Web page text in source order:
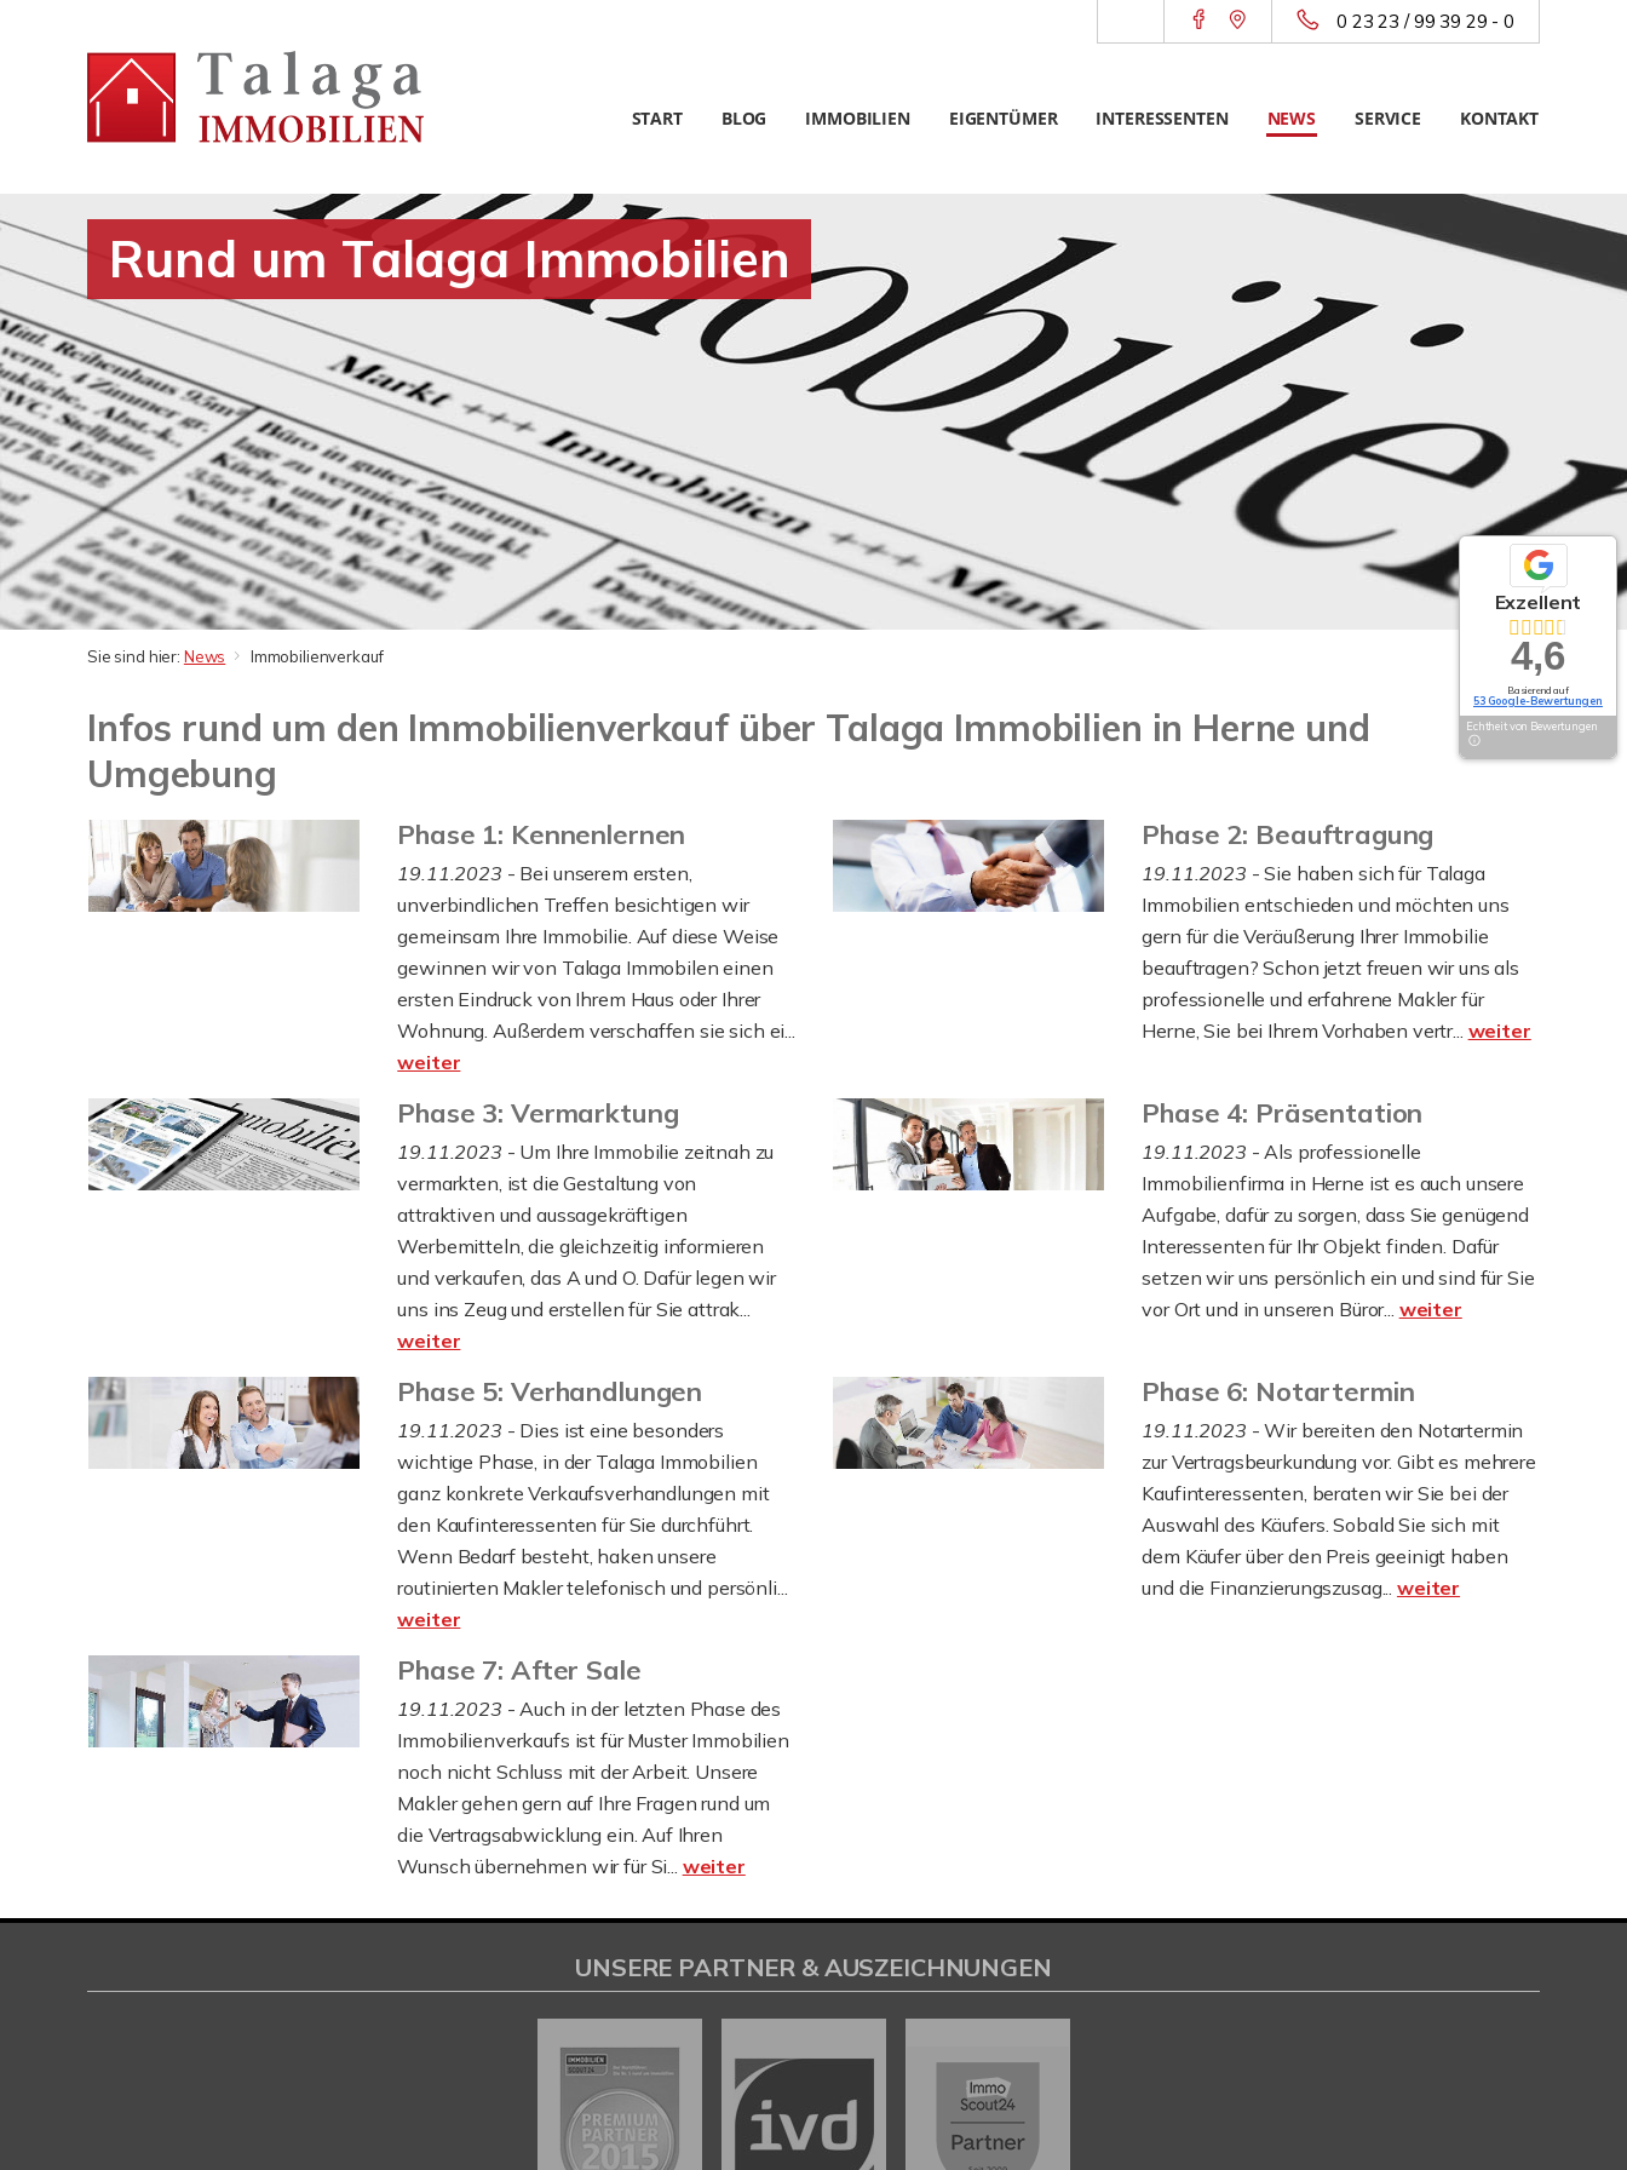
0 23 23 / 99 39 29 - 0
START BLOG IMMOBILIEN EIGENTÜMER INTERESSENTEN NEWS SERVICE KONTAKT
Rund um Talaga Immobilien
Sie sind hier: News Immobilienverkauf
Infos rund um den Immobilienverkauf über Talaga Immobilien in Herne und
Umgebung
Phase 1: Kennenlernen
19.11.2023 - Bei unserem ersten,
unverbindlichen Treffen besichtigen wir
gemeinsam Ihre Immobilie. Auf diese Weise
gewinnen wir von Talaga Immobilen einen
ersten Eindruck von Ihrem Haus oder Ihrer
Wohnung. Außerdem verschaffen sie sich ei...
weiter
Phase 2: Beauftragung
19.11.2023 - Sie haben sich für Talaga
Immobilien entschieden und möchten uns
gern für die Veräußerung Ihrer Immobilie
beauftragen? Schon jetzt freuen wir uns als
professionelle und erfahrene Makler für
Herne, Sie bei Ihrem Vorhaben vertr... weiter
Phase 3: Vermarktung
19.11.2023 - Um Ihre Immobilie zeitnah zu
vermarkten, ist die Gestaltung von
attraktiven und aussagekräftigen
Werbemitteln, die gleichzeitig informieren
und verkaufen, das A und O. Dafür legen wir
uns ins Zeug und erstellen für Sie attrak...
weiter
Phase 4: Präsentation
19.11.2023 - Als professionelle
Immobilienfirma in Herne ist es auch unsere
Aufgabe, dafür zu sorgen, dass Sie genügend
Interessenten für Ihr Objekt finden. Dafür
setzen wir uns persönlich ein und sind für Sie
vor Ort und in unseren Büror... weiter
Phase 5: Verhandlungen
19.11.2023 - Dies ist eine besonders
wichtige Phase, in der Talaga Immobilien
ganz konkrete Verkaufsverhandlungen mit
den Kaufinteressenten für Sie durchführt.
Wenn Bedarf besteht, haken unsere
routinierten Makler telefonisch und persönli...
weiter
Phase 6: Notartermin
19.11.2023 - Wir bereiten den Notartermin
zur Vertragsbeurkundung vor. Gibt es mehrere
Kaufinteressenten, beraten wir Sie bei der
Auswahl des Käufers. Sobald Sie sich mit
dem Käufer über den Preis geeinigt haben
und die Finanzierungszusag... weiter
Phase 7: After Sale
19.11.2023 - Auch in der letzten Phase des
Immobilienverkaufs ist für Muster Immobilien
noch nicht Schluss mit der Arbeit. Unsere
Makler gehen gern auf Ihre Fragen rund um
die Vertragsabwicklung ein. Auf Ihren
Wunsch übernehmen wir für Si... weiter
Exzellent
4,6
Basierend auf
53 Google-Bewertungen
Echtheit von Bewertungen
UNSERE PARTNER & AUSZEICHNUNGEN